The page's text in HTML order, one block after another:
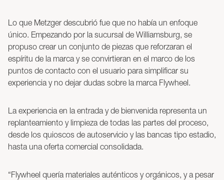
Lo que Metzger descubrió fue que no había un enfoque
único. Empezando por la sucursal de Williamsburg, se
propuso crear un conjunto de piezas que reforzaran el
espíritu de la marca y se convirtieran en el marco de los
puntos de contacto con el usuario para simplificar su
experiencia y no dejar dudas sobre la marca Flywheel.
La experiencia en la entrada y de bienvenida representa un
replanteamiento y limpieza de todas las partes del proceso,
desde los quioscos de autoservicio y las bancas tipo estadio,
hasta una oferta comercial consolidada.
“Flywheel quería materiales auténticos y orgánicos, y a pesar